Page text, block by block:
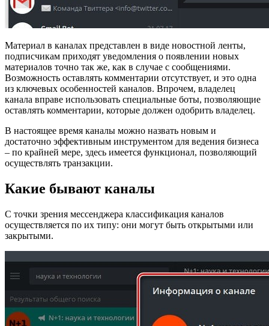
Материал в каналах представлен в виде новостной ленты,
подписчикам приходят уведомления о появлении новых
материалов точно так же, как в случае с сообщениями.
Возможность оставлять комментарии отсутствует, и это одна
из ключевых особенностей каналов. Впрочем, владелец
канала вправе использовать специальные боты, позволяющие
оставлять комментарии, которые должен одобрить владелец.
В настоящее время каналы можно назвать новым и
достаточно эффективным инструментом для ведения бизнеса
– по крайней мере, здесь имеется функционал, позволяющий
осуществлять транзакции.
Какие бывают каналы
С точки зрения мессенджера классификация каналов
осуществляется по их типу: они могут быть открытыми или
закрытыми.